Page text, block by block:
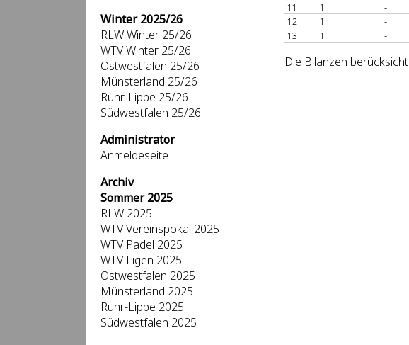
Winter 2025/26
RLW Winter 25/26
WTV Winter 25/26
Ostwestfalen 25/26
Münsterland 25/26
Ruhr-Lippe 25/26
Südwestfalen 25/26
Administrator
Anmeldeseite
Archiv
Sommer 2025
RLW 2025
WTV Vereinspokal 2025
WTV Padel 2025
WTV Ligen 2025
Ostwestfalen 2025
Münsterland 2025
Ruhr-Lippe 2025
Südwestfalen 2025
11
1 -
12
1 -
13
1 -
Die Bilanzen